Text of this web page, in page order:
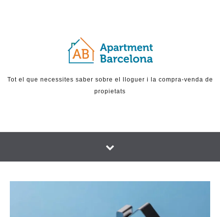
Tot el que necessites saber sobre el lloguer i la compra-venda de
propietats